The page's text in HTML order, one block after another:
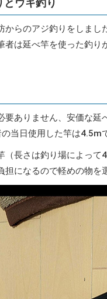
からのアジ釣りをしま
者は延べ竿を使った釣
要ありません、安価な
当日使用した竿は4.5m
（長さは釣り場によっ
担になるので軽めの物を